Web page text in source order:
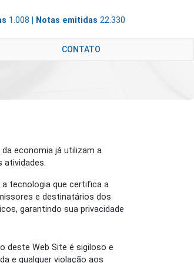
1.008 | Notas emitidas 22.330
CONTATO
economia já utilizam a
atividades.
a tecnologia que certifica a
e destinatários dos
garantindo sua privacidade
deste Web Site é sigiloso e
e qualquer violação aos